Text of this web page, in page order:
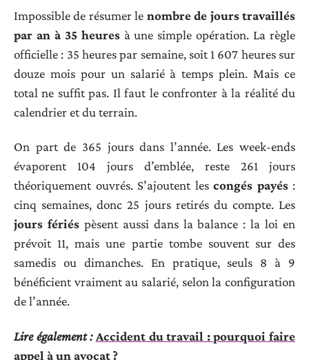
Impossible de résumer le nombre de jours travaillés
par an à 35 heuresà une simple opération. La règle
officielle : 35 heures par semaine, soit 1 607 heures sur
douze mois pour un salarié à temps plein. Mais ce
total ne suffit pas. Il faut le confronter à la réalité du
calendrier et du terrain.
On part de 365 jours dans l’année. Les week-ends
évaporent 104 jours d’emblée, reste 261 jours
théoriquement ouvrés. S’ajoutent les congés payés:
cinq semaines, donc 25 jours retirés du compte. Les
jours fériéspèsent aussi dans la balance : la loi en
prévoit 11, mais une partie tombe souvent sur des
samedis ou dimanches. En pratique, seuls 8 à 9
bénéficient vraiment au salarié, selon la configuration
de l’année.
Lire également : Accident du travail : pourquoi faire
appel à un avocat ?